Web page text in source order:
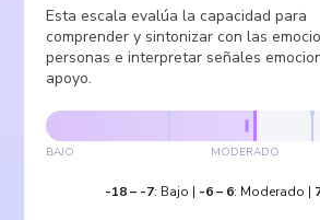
Esta escala evalúa la capacidad para
comprender y sintonizar con las
personas e interpretar señales
apoyo.
BAJO MODERADO
-18– -7: Bajo | -6– 6: Moderado |